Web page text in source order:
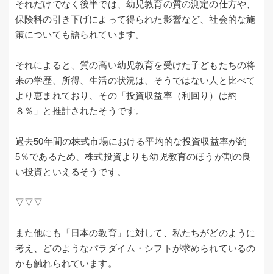
それだけでなく後半では、幼児教育の質の測定の仕方や、
保険料の引き下げによって得られた影響など、社会的な施
策についても語られています。
それによると、質の高い幼児教育を受けた子どもたちの将
来の学歴、所得、生活の状況は、そうではない人と比べて
より恵まれており、その「投資収益率（利回り）は約
８％」と推計されたそうです。
過去50年間の株式市場における平均的な投資収益率が約
5％であるため、株式投資よりも幼児教育のほうが割の良
い投資といえるそうです。
▽▽▽
また他にも「日本の教育」に対して、私たちがどのように
考え、どのようなパラダイム・シフトが求められているの
かも触れられています。